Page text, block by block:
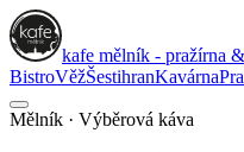
kafe mělník - pražírna
BistroVěžŠestihranKavárna
Mělník · Výběrová káva